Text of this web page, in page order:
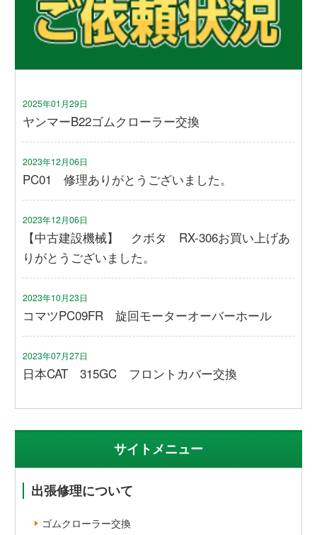
2025年01月29日
ヤンマーB22ゴムクローラー交換
2023年12月06日
PC01 修理ありがとうございました。
2023年12月06日
【中古建設機械】 クボタ RX-306お買い上げあ
りがとうございました。
2023年10月23日
コマツPC09FR 旋回モーターオーバーホール
2023年07月27日
日本CAT 315GC フロントカバー交換
サイトメニュー
出張修理について
ゴムクローラー交換